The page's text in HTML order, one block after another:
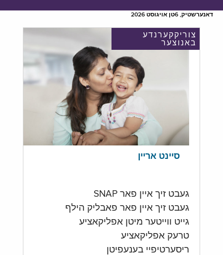
דאנערשטיק, 6טן אויגוסט 2026
צוריקקערנדע
באנוצער
סיינט אריין
געבט זיך איין פאר SNAP
געבט זיך איין פאר פאבליק הילף
גייט ווייטער מיטן אפליקאציע
טרעק אפליקאציע
ריסערטיפיי בענעפיטן